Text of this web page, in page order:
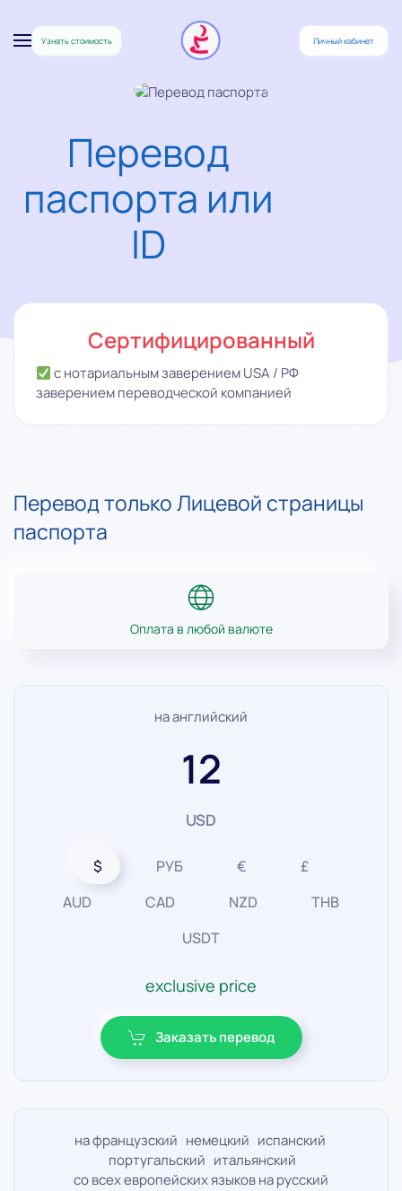
Skip to main content
Узнать стоимость Личный кабинет
Перевод
паспорта или
ID
Сертифицированный
с нотариальным заверением USA / РФ
заверением переводческой компанией
Перевод только Лицевой страницы
паспорта
Оплата в любой валюте
на английский
12
USD
$ РУБ €
£
AUD
CAD NZD
THB
USDT
exclusive price
Заказать перевод
на французский немецкий испанский
португальский итальянский
со всех европейских языков на русский